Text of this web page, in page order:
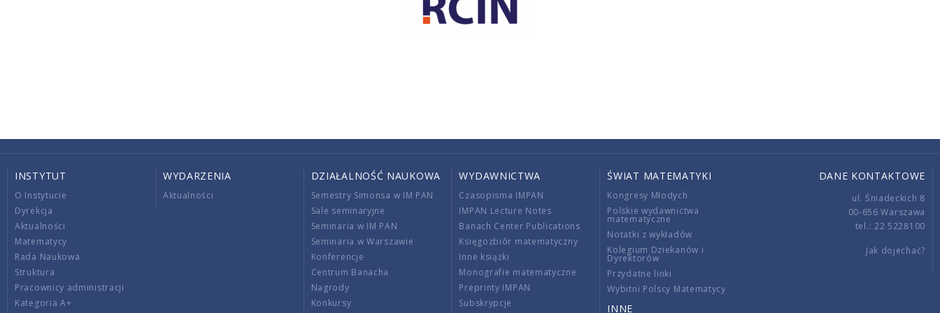
INSTYTUT
O Instytucie
Dyrekcja
Aktualności
Matematycy
Rada Naukowa
Struktura
Pracownicy administracji
Kategoria A+
WYDARZENIA
Aktualności
DZIAŁALNOŚĆ NAUKOWA
Semestry Simonsa w IM PAN
Sale seminaryjne
Seminaria w IM PAN
Seminaria w Warszawie
Konferencje
Centrum Banacha
Nagrody
Konkursy
WYDAWNICTWA
Czasopisma IMPAN
IMPAN Lecture Notes
Banach Center Publications
Księgozbiór matematyczny
Inne książki
Monografie matematyczne
Preprinty IMPAN
Subskrypcje
ŚWIAT MATEMATYKI
Kongresy Młodych
Polskie wydawnictwa
matematyczne
Notatki z wykładów
Kolegium Dziekanów i
Dyrektorów
Przydatne linki
Wybitni Polscy Matematycy
INNE
DANE KONTAKTOWE
ul. Śniadeckich 8
00-656 Warszawa
tel.: 22 5228100
Jak dojechać?